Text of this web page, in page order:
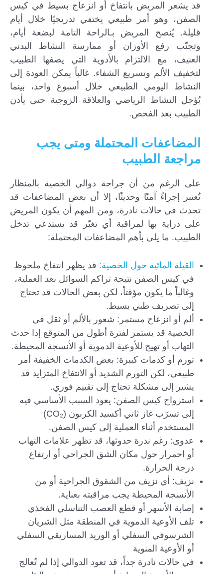
قد يشعر المريض بانتفاخ أو انزعاج بسيط في كيس
الصفن، وهو أمر طبيعي يختفي تدريجيًا خلال أيام
قليلة. يُنصح المريض بـالراحة التامة لبضعة أيام،
وتجنّب رفع الأوزان أو ممارسة النشاط البدني
العنيف، مع الالتزام بالأدوية التي يصفها الطبيب
لتخفيف الألم وتسريع الشفاء. غالباً يمكن العودة إلى
النشاط اليومي الطبيعي خلال أسبوع واحد، بينما
يُؤجل النشاط الرياضي والعلاقة الزوجية حتى يأذن
الطبيب بعد الفحص.
المضاعفات المحتملة ومتى يجب
مراجعة الطبيب
على الرغم من أن جراحة دوالي الخصية بالمنظار
تُعتبر إجراءً آمنًا وحديثًا، إلا أن بعض المضاعفات قد
تحدث في حالات نادرة، ومن المهم أن يكون المريض
على دراية بها لمراقبة أي تغيّر قد يستدعي تدخل
الطبيب. ما يلي بأهم المضاعفات المحتملة:
القيلة المائية حول الخصية: قد يظهر انتفاخ ملحوظ
في كيس الصفن نتيجة تراكم السوائل بعد العملية،
وغالباً ما يكون مؤقتاً، لكن بعض الحالات قد تحتاج
إلى تصريف طبي بسيط.
ألم أو انزعاج مستمر: شعور بالألم أو ثقل في
الخصية قد يستمر لفترة أطول من المتوقع إذا حدث
التهاب أو تهيج للأوعية الدموية أو الأنسجة المحيطة.
تورم أو كدمات كبيرة: بعض الكدمات الخفيفة أمر
طبيعي، لكن التورم الشديد أو الانتفاخ المتزايد قد
يشير إلى مشكلة تحتاج إلى تقييم فوري.
استرواح كيس الصفن: يعود السبب الأساسي فيه
إلى تسرّب غاز ثاني أكسيد الكربون (CO₂)
المستخدم أثناء العملية إلى كيس الصفن.
عدوى: رغم ندرة حدوثها، قد تظهر علامات التهاب
أو احمرار حول مكان الشق الجراحي أو ارتفاع
درجة الحرارة.
نزيف: أي نزيف من الشقوق الجراحية أو من
الأنسجة المحيطة يجب مراقبته بعناية.
إصابة الأسهر أو قطع العصب التناسلي الفخذي
تلف الأوعية الدموية في المنطقة مثل الشريان
الشرسوفي السفلي أو الوريد المساريقي السفلي
أو الأوعية المنوية
في حالات نادرة جداً، قد تعود الدوالي إذا لم تُعالج